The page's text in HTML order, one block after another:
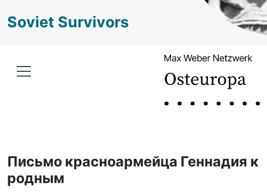
Soviet Survivors
Письмо красноармейца Геннадия к
родным